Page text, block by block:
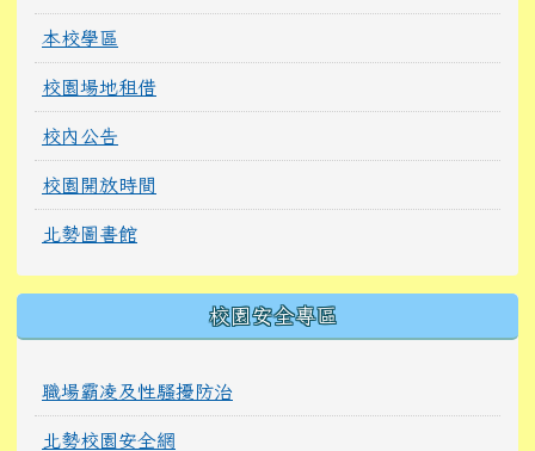
本校學區
校園場地租借
校內公告
校園開放時間
北勢圖書館
校園安全專區
職場霸凌及性騷擾防治
北勢校園安全網